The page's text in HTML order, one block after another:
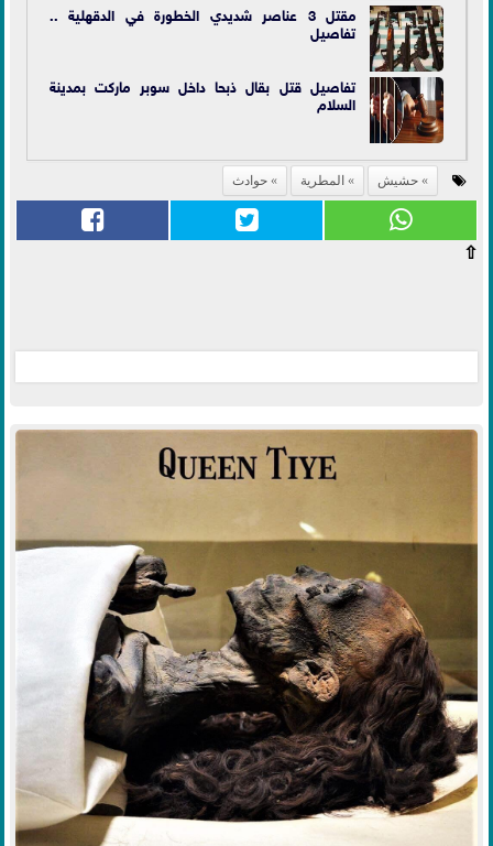
مقتل 3 عناصر شديدي الخطورة في الدقهلية ..
تفاصيل
تفاصيل قتل بقال ذبحا داخل سوبر ماركت بمدينة
السلام
حشيش المطرية حوادث
⇧